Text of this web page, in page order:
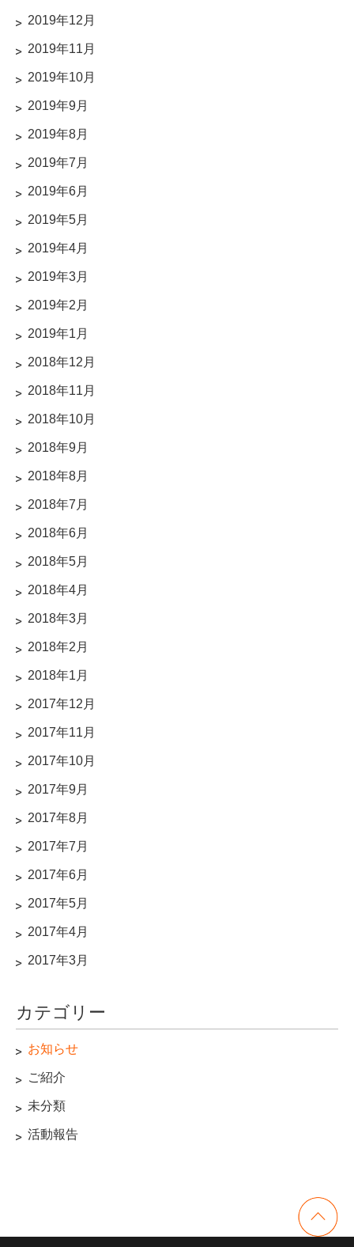
2019年12月
2019年11月
2019年10月
2019年9月
2019年8月
2019年7月
2019年6月
2019年5月
2019年4月
2019年3月
2019年2月
2019年1月
2018年12月
2018年11月
2018年10月
2018年9月
2018年8月
2018年7月
2018年6月
2018年5月
2018年4月
2018年3月
2018年2月
2018年1月
2017年12月
2017年11月
2017年10月
2017年9月
2017年8月
2017年7月
2017年6月
2017年5月
2017年4月
2017年3月
カテゴリー
お知らせ
ご紹介
未分類
活動報告